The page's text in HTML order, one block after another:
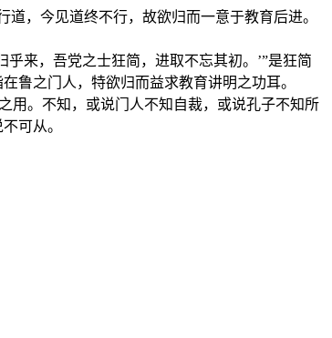
，今见道终不行，故欲归而一意于教育后进。
来，吾党之士狂简，进取不忘其初。’”是狂简
鲁之门人，特欲归而益求教育讲明之功耳。
用。不知，或说门人不知自裁，或说孔子不知所
可从。